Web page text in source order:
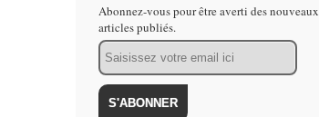
Abonnez-vous pour être averti des nouveaux
articles publiés.
Email